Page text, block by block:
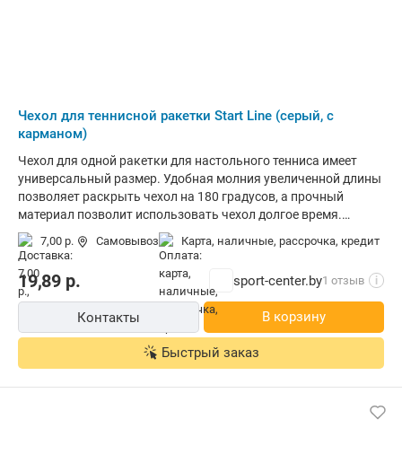
Чехол для теннисной ракетки Start Line (серый, с
карманом)
Чехол для одной ракетки для настольного тенниса имеет
универсальный размер. Удобная молния увеличенной длины
позволяет раскрыть чехол на 180 градусов, а прочный
материал позволит использовать чехол долгое время.
Практичный и яркий чехол для теннисной ракетки надежно
защитит ваш игровой инвентарь от внешних воздействий и
создаст дополнительные удобства при его хранении и
переноске.
7,00 р. Самовывоз карта, наличные, рассрочка, кредит
19,89 р. sport-center.by1 отзыв i
Контакты В корзину
Быстрый заказ